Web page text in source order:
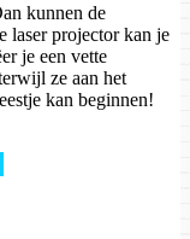
kunnen de
laser projector kan je
je een vette
ze aan het
kan beginnen!